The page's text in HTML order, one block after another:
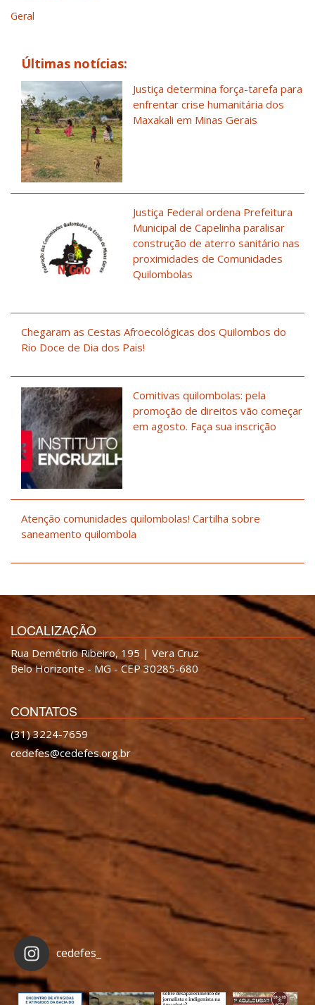
Geral
Últimas notícias:
Justiça determina força-tarefa para
enfrentar crise humanitária dos
Maxakali em Minas Gerais
Justiça Federal ordena Prefeitura
Municipal de Capelinha paralisar
construção de aterro sanitário nas
proximidades de Comunidades
Quilombolas
Chegaram as Cestas Afroecológicas dos Quilombos do
Rio Doce de Dia dos Pais!
Comitivas quilombolas: pela
promoção de direitos vão começar
em agosto. Faça sua inscrição
Atenção comunidades quilombolas! Cartilha sobre
saneamento quilombola
LOCALIZAÇÃO
Rua Demétrio Ribeiro, 195 | Vera Cruz
Belo Horizonte - MG - CEP 30285-680
CONTATOS
(31) 3224-7659
cedefes@cedefes.org.br
cedefes_